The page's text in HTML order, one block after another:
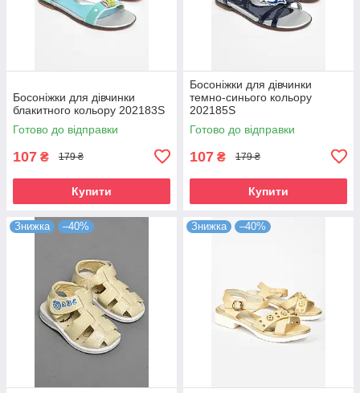
Босоніжки для дівчинки
блакитного кольору 202183S
Готово до відправки
107 ₴ 179 ₴
Купити
Босоніжки для дівчинки
темно-синього кольору
202185S
Готово до відправки
107 ₴ 179 ₴
Купити
Знижка –40% Знижка –40%